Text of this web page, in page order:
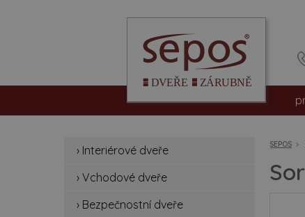
SEPOS
› Interiérové dveře
› Vchodové dveře
› Bezpečnostní dveře